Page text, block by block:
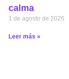
calma
1 de agosto de 2026
Leer más »